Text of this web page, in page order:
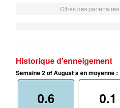
Offres des
Historique d'enneigement
Semaine 2 of August a en moyenne :
0.6 0.1